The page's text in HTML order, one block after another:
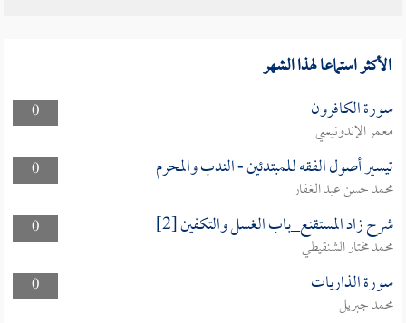
الأكثر استماعا لهذا الشهر
0 سورة الكافرون
معمر الإندونيسي
0
تيسير أصول الفقه للمبتدئين - الندب والمحرم
محمد حسن عبد الغفار
0
شرح زاد المستقنع_باب الغسل والتكفين [2]
محمد مختار الشنقيطي
0
سورة الذاريات
محمد جبريل